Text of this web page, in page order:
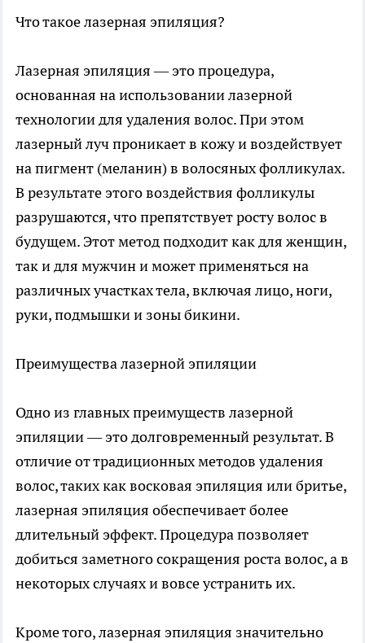
Что такое лазерная эпиляция?
Лазерная эпиляция — это процедура,
основанная на использовании лазерной
технологии для удаления волос. При этом
лазерный луч проникает в кожу и воздействует
на пигмент (меланин) в волосяных фолликулах.
В результате этого воздействия фолликулы
разрушаются, что препятствует росту волос в
будущем. Этот метод подходит как для женщин,
так и для мужчин и может применяться на
различных участках тела, включая лицо, ноги,
руки, подмышки и зоны бикини.
Преимущества лазерной эпиляции
Одно из главных преимуществ лазерной
эпиляции — это долговременный результат. В
отличие от традиционных методов удаления
волос, таких как восковая эпиляция или бритье,
лазерная эпиляция обеспечивает более
длительный эффект. Процедура позволяет
добиться заметного сокращения роста волос, а в
некоторых случаях и вовсе устранить их.
Кроме того, лазерная эпиляция значительно